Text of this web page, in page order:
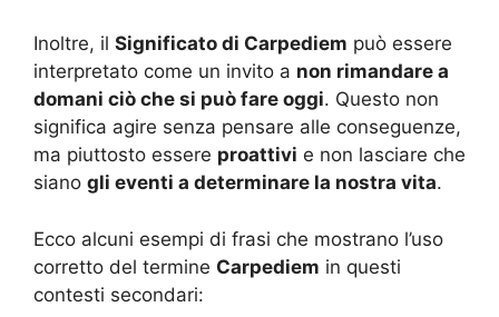
Inoltre, il Significato di Carpediem può essere
interpretato come un invito a non rimandare a
domani ciò che si può fare oggi. Questo non
significa agire senza pensare alle conseguenze,
ma piuttosto essere proattivi e non lasciare che
siano gli eventi a determinare la nostra vita.
Ecco alcuni esempi di frasi che mostrano l’uso
corretto del termine Carpediem in questi
contesti secondari: